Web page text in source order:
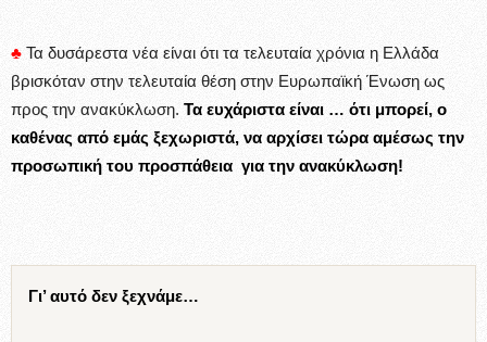
♣ Τα δυσάρεστα νέα είναι ότι τα τελευταία χρόνια η Ελλάδα
βρισκόταν στην τελευταία θέση στην Ευρωπαϊκή Ένωση ως
προς την ανακύκλωση. Τα ευχάριστα είναι … ότι μπορεί, ο
καθένας από εμάς ξεχωριστά, να αρχίσει τώρα αμέσως την
προσωπική του προσπάθεια για την ανακύκλωση!
Γι’ αυτό δεν ξεχνάμε…